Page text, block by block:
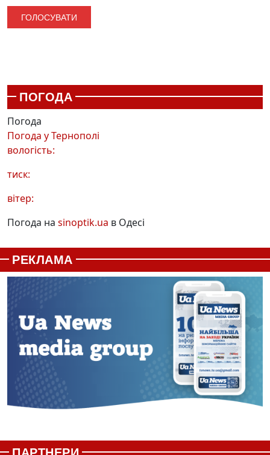
ПОГОДА
Погода
Погода уТернополі
вологість:
тиск:
вітер:
Погода на sinoptik.ua в Одесі
РЕКЛАМА